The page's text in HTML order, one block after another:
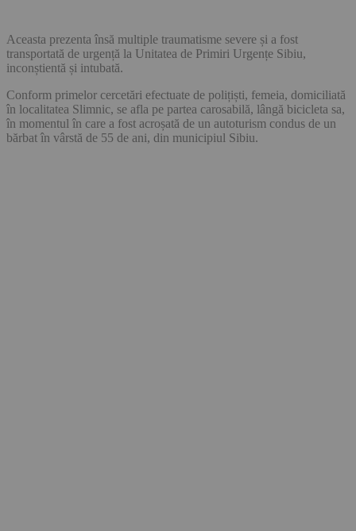
Aceasta prezenta însă multiple traumatisme severe și a fost
transportată de urgență la Unitatea de Primiri Urgențe Sibiu,
inconștientă și intubată.
Conform primelor cercetări efectuate de polițiști, femeia, domiciliată
în localitatea Slimnic, se afla pe partea carosabilă, lângă bicicleta sa,
în momentul în care a fost acroșată de un autoturism condus de un
bărbat în vârstă de 55 de ani, din municipiul Sibiu.